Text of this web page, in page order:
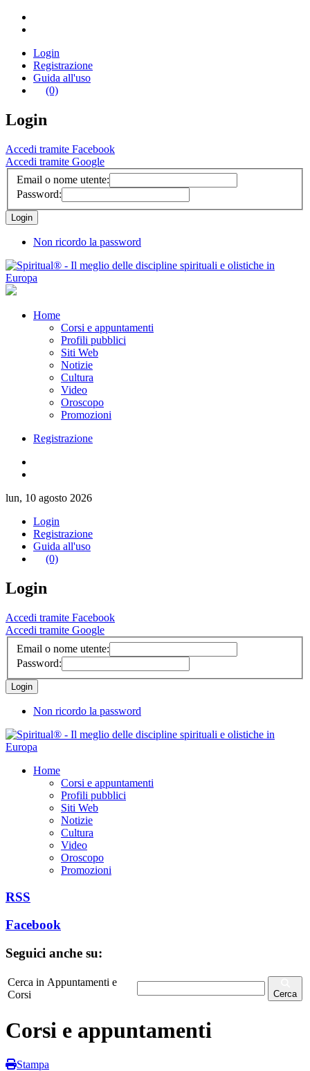
Login
Registrazione
Guida all'uso
(0)
Login
Accedi tramite Facebook
Accedi tramite Google
Email o nome utente:
Password:
Non ricordo la password
Home
Corsi e appuntamenti
Profili pubblici
Siti Web
Notizie
Cultura
Video
Oroscopo
Promozioni
Registrazione
lun, 10 agosto 2026
Login
Registrazione
Guida all'uso
(0)
Login
Accedi tramite Facebook
Accedi tramite Google
Email o nome utente:
Password:
Non ricordo la password
Home
Corsi e appuntamenti
Profili pubblici
Siti Web
Notizie
Cultura
Video
Oroscopo
Promozioni
RSS
Facebook
Seguici anche su:
Cerca in Appuntamenti e
Corsi
Cerca
Corsi e appuntamenti
Stampa